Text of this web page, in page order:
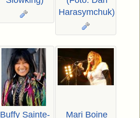
Harasymchuk)
Buffy Sainte-
Mari Boine